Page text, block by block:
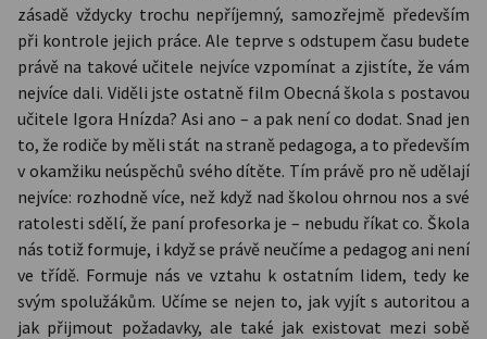
zásadě vždycky trochu nepříjemný, samozřejmě především
při kontrole jejich práce. Ale teprve s odstupem času budete
právě na takové učitele nejvíce vzpomínat a zjistíte, že vám
nejvíce dali. Viděli jste ostatně film Obecná škola s postavou
učitele Igora Hnízda? Asi ano – a pak není co dodat. Snad jen
to, že rodiče by měli stát na straně pedagoga, a to především
v okamžiku neúspěchů svého dítěte. Tím právě pro ně udělají
nejvíce: rozhodně více, než když nad školou ohrnou nos a své
ratolesti sdělí, že paní profesorka je – nebudu říkat co. Škola
nás totiž formuje, i když se právě neučíme a pedagog ani není
ve třídě. Formuje nás ve vztahu k ostatním lidem, tedy ke
svým spolužákům. Učíme se nejen to, jak vyjít s autoritou a
jak přijmout požadavky, ale také jak existovat mezi sobě